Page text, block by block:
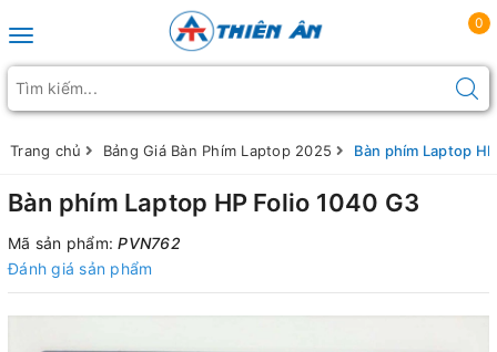
Toggle navigation
0
Trang chủ Bảng Giá Bàn Phím Laptop 2025 Bàn phím Laptop
Bàn phím Laptop HP Folio 1040 G3
Mã sản phẩm:PVN762
Đánh giá sản phẩm